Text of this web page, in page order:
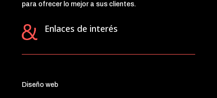
para ofrecer lo mejor a sus clientes.
Enlaces de interés
Diseño web